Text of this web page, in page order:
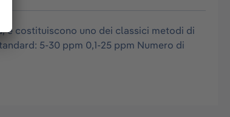
e costituiscono uno dei classici metodi di
5-30 ppm 0,1-25 ppm Numero di